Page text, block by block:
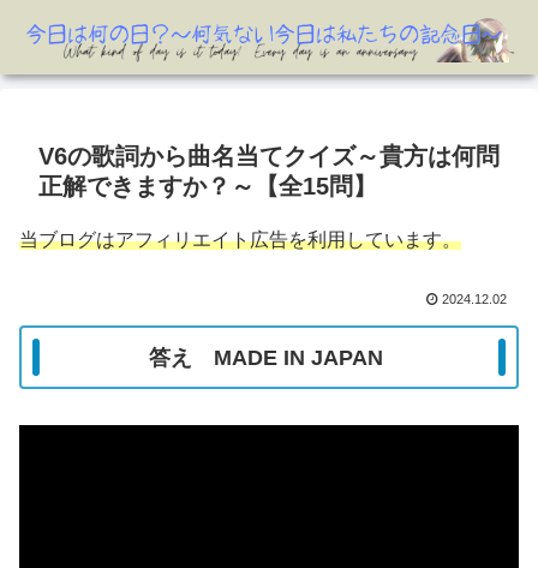
V6の歌詞から曲名当てクイズ～貴方は何問
正解できますか？～【全15問】
当ブログはアフィリエイト広告を利用しています。
2024.12.02
答え MADE IN JAPAN